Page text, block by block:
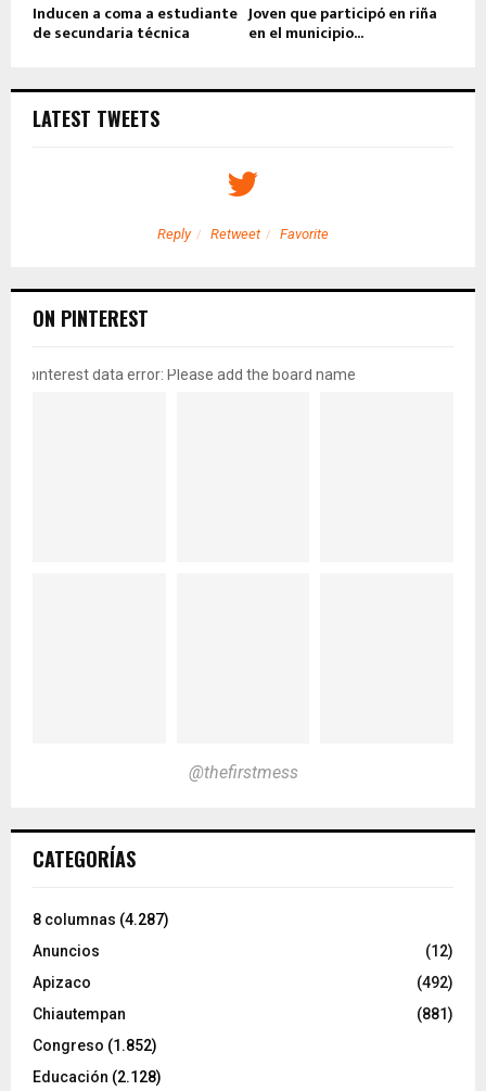
Inducen a coma a estudiante
de secundaria técnica
Joven que participó en riña
en el municipio...
LATEST TWEETS
Reply Retweet Favorite
ON PINTEREST
pinterest data error: Please add the board name
@thefirstmess
CATEGORÍAS
8 columnas (4.287)
Anuncios
(12)
Apizaco
(492)
Chiautempan
(881)
Congreso (1.852)
Educación (2.128)